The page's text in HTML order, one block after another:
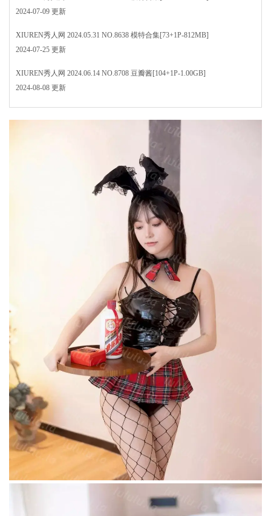
2024-07-09 更新
XIUREN秀人网 2024.05.31 NO.8638 模特合集[73+1P-812MB]
2024-07-25 更新
XIUREN秀人网 2024.06.14 NO.8708 豆瓣酱[104+1P-1.00GB]
2024-08-08 更新